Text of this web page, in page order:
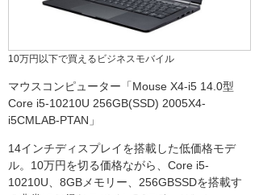
10万円以下で買えるビジネスモバイル
マウスコンピューター「Mouse X4-i5 14.0型
Core i5-10210U 256GB(SSD) 2005X4-
i5CMLAB-PTAN」
14インチディスプレイを搭載した低価格モデ
ル。10万円を切る価格ながら、Core i5-
10210U、8GBメモリー、256GBSSDを搭載す